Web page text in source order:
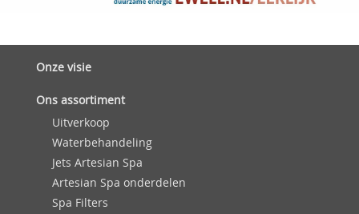
Onze visie
Ons assortiment
Uitverkoop
Waterbehandeling
Jets Artesian Spa
Artesian Spa onderdelen
Spa Filters